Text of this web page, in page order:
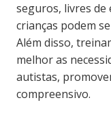
seguros, livres de
crianças podem
Além disso,
melhor as
autistas,
compreensivo.